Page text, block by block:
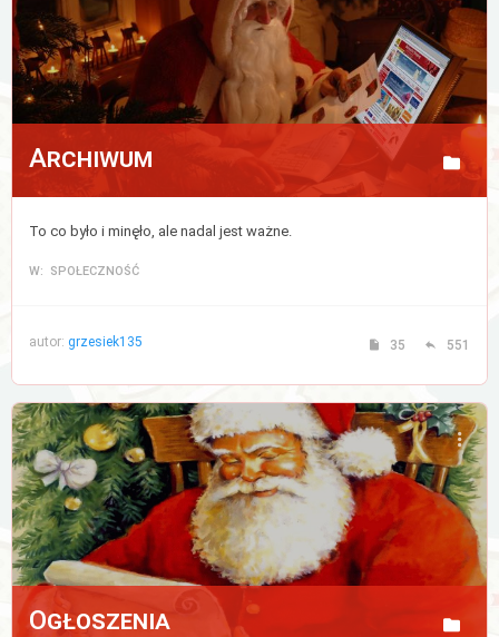
Archiwum
To co było i minęło, ale nadal jest ważne.
W: SPOŁECZNOŚĆ
autor: grzesiek135 35 551
Ogłoszenia